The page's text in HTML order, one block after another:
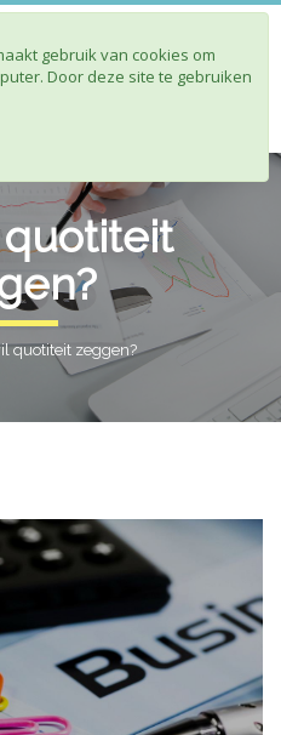
Toggle
quotiteit zeggen?
gebruik van cookies om
Door deze site te gebruiken